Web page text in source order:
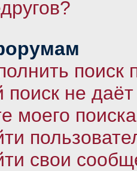
не даёт
моего
свои